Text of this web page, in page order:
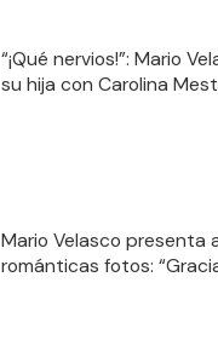
“¡Qué nervios!”: Mario
su hija con Carolina
Mario Velasco presenta
románticas fotos: